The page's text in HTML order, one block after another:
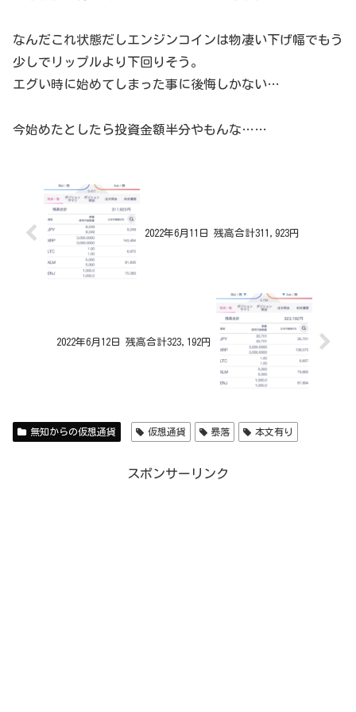
なんだこれ状態だしエンジンコインは物凄い下げ幅でもう
少しでリップルより下回りそう。
エグい時に始めてしまった事に後悔しかない…
今始めたとしたら投資金額半分やもんな……
2022年6月11日 残高合計311,923円
2022年6月12日 残高合計323,192円
無知からの仮想通貨 仮想通貨 暴落 本文有り
スポンサーリンク